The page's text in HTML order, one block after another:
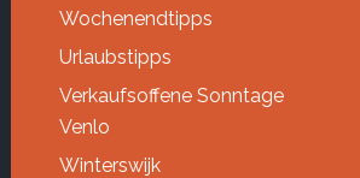
Wochenendtipps
Urlaubstipps
Verkaufsoffene Sonntage
Venlo
Winterswijk